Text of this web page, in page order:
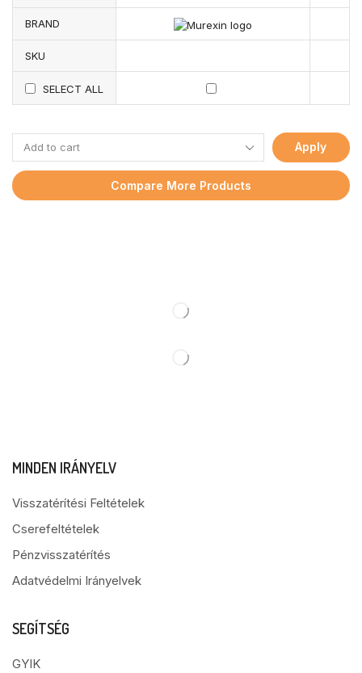
BRAND
SKU
SELECT ALL
Apply
Compare More Products
MINDEN IRÁNYELV
Visszatérítési Feltételek
Cserefeltételek
Pénzvisszatérítés
Adatvédelmi Irányelvek
SEGÍTSÉG
GYIK